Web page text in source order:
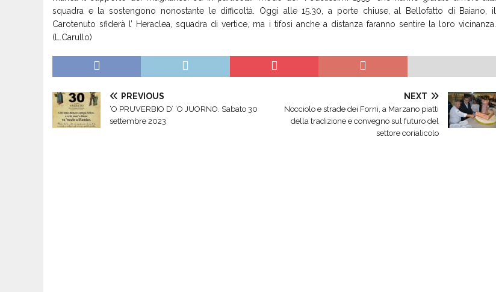
squadra e la sostengono nonostante le difficoltà. Oggi alle 15.30, a porte chiuse, al Bellofatto di Baiano, il
Carotenuto sfiderà l’ Heraclea, squadra di vertice, ma i tifosi anche a distanza faranno sentire la loro vicinanza.
(L.Carullo)
PREVIOUS
‘O PRUVERBIO D’ ‘O JUORNO. Sabato 30
settembre 2023
NEXT
Nocciolo e strade dei Forni, a Marzano piatti
della tradizione e convegno sul futuro del
settore corialicolo